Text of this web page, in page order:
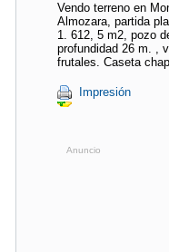
Vendo terreno en
Almozara, partida
1. 612, 5 m2, pozo
profundidad 26 m. ,
frutales. Caseta
Impresión
Anuncio